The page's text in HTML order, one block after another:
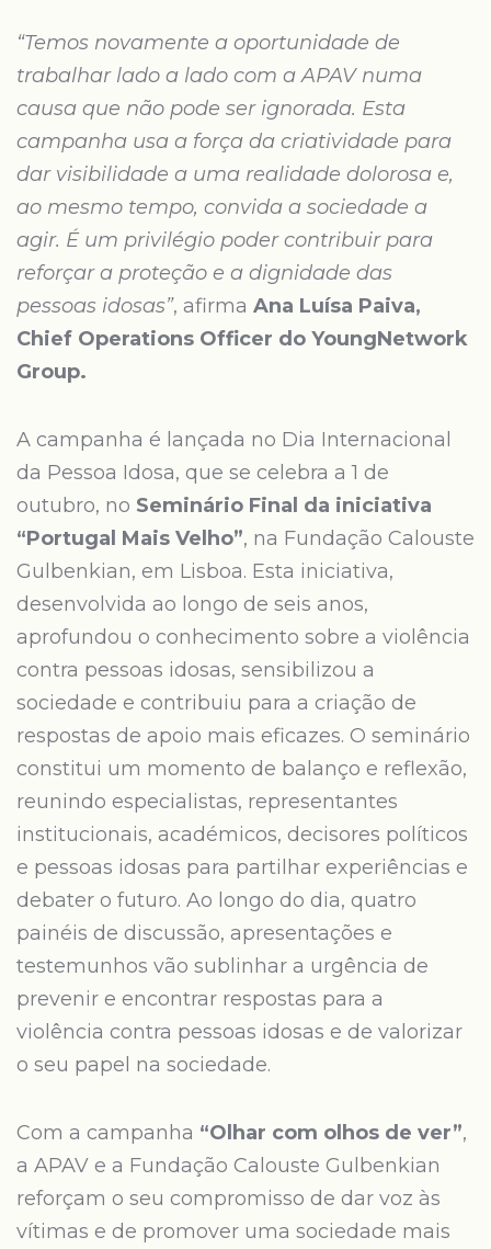
“Temos novamente a oportunidade de
trabalhar lado a lado com a APAV numa
causa que não pode ser ignorada. Esta
campanha usa a força da criatividade para
dar visibilidade a uma realidade dolorosa e,
ao mesmo tempo, convida a sociedade a
agir. É um privilégio poder contribuir para
reforçar a proteção e a dignidade das
pessoas idosas”, afirma Ana Luísa Paiva,
Chief Operations Officer do YoungNetwork
Group.
A campanha é lançada no Dia Internacional
da Pessoa Idosa, que se celebra a 1 de
outubro, no Seminário Final da iniciativa
“Portugal Mais Velho”, na Fundação Calouste
Gulbenkian, em Lisboa. Esta iniciativa,
desenvolvida ao longo de seis anos,
aprofundou o conhecimento sobre a violência
contra pessoas idosas, sensibilizou a
sociedade e contribuiu para a criação de
respostas de apoio mais eficazes. O seminário
constitui um momento de balanço e reflexão,
reunindo especialistas, representantes
institucionais, académicos, decisores políticos
e pessoas idosas para partilhar experiências e
debater o futuro. Ao longo do dia, quatro
painéis de discussão, apresentações e
testemunhos vão sublinhar a urgência de
prevenir e encontrar respostas para a
violência contra pessoas idosas e de valorizar
o seu papel na sociedade.
Com a campanha “Olhar com olhos de ver”,
a APAV e a Fundação Calouste Gulbenkian
reforçam o seu compromisso de dar voz às
vítimas e de promover uma sociedade mais